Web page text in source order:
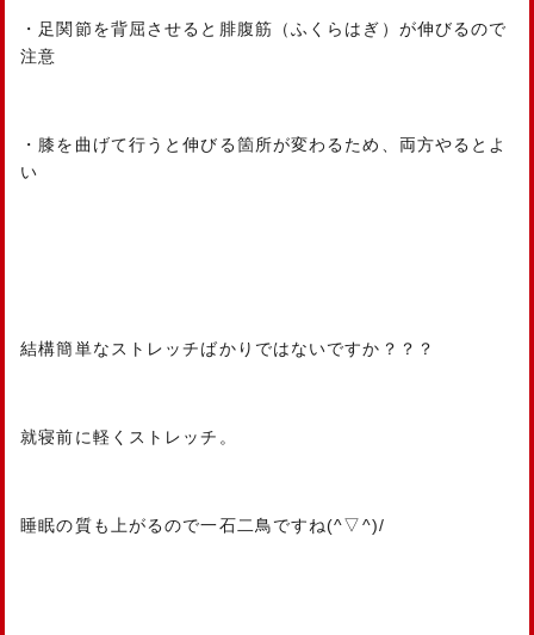
・足関節を背屈させると腓腹筋（ふくらはぎ）が伸びるので
注意
・膝を曲げて行うと伸びる箇所が変わるため、両方やるとよ
い
結構簡単なストレッチばかりではないですか？？？
就寝前に軽くストレッチ。
睡眠の質も上がるので一石二鳥ですね(^▽^)/